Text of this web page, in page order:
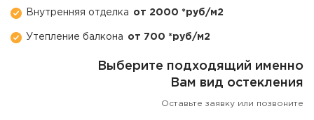
Внутренняя отделка от 2000 *руб/м2
Утепление балкона от 700 *руб/м2
Выберите подходящий именно
Вам вид остекления
Оставьте заявку или позвоните